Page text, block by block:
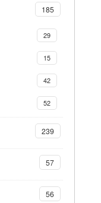
185
29
15
42
52
239
57
56